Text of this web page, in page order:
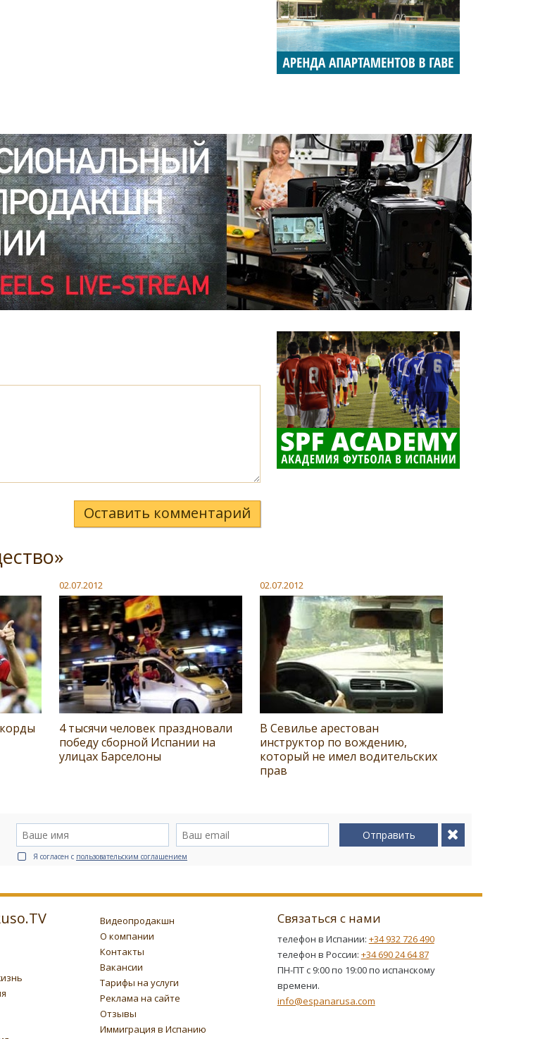
Оставить комментарий
02.07.2012
4 тысячи человек праздновали
победу сборной Испании на
улицах Барселоны
02.07.2012
В Севилье арестован
инструктор по вождению,
который не имел водительских
прав
Отправить
Я согласен с пользовательским соглашением
Видеопродакшн
О компании
Контакты
Вакансии
Тарифы на услуги
Реклама на сайте
Отзывы
Иммиграция в Испанию
Связаться с нами
телефон в Испании: +34 932 726 490
телефон в России: +34 690 24 64 87
ПН-ПТ с 9:00 по 19:00 по испанскому
времени.
info@espanarusa.com